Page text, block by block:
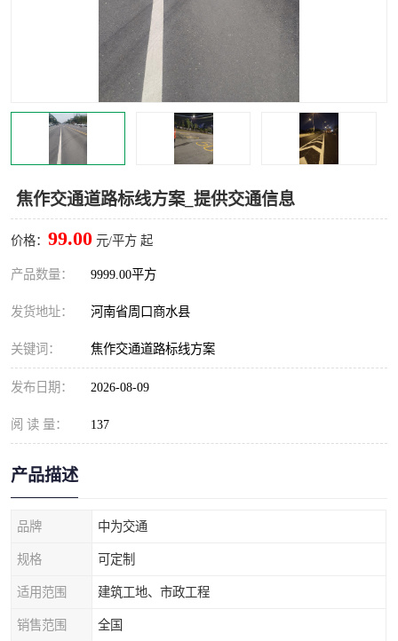
焦作交通道路标线方案_提供交通信息
价格： 99.00 元/平方 起
产品数量： 9999.00平方
发货地址： 河南省周口商水县
关键词： 焦作交通道路标线方案
发布日期： 2026-08-09
阅 读 量： 137
产品描述
品牌 中为交通
规格 可定制
适用范围 建筑工地、市政工程
销售范围 全国